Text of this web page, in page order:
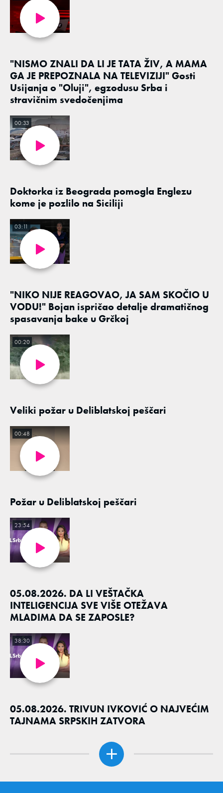
"NISMO ZNALI DA LI JE TATA ŽIV, A MAMA
GA JE PREPOZNALA NA TELEVIZIJI" Gosti
Usijanja o "Oluji", egzodusu Srba i
stravičnim svedočenjima
Doktorka iz Beograda pomogla Englezu
kome je pozlilo na Siciliji
00:33
"NIKO NIJE REAGOVAO, JA SAM SKOČIO U
VODU!" Bojan ispričao detalje dramatičnog
spasavanja bake u Grčkoj
03:11
Veliki požar u Deliblatskoj peščari
00:20
Požar u Deliblatskoj peščari
00:48
05.08.2026. DA LI VEŠTAČKA
INTELIGENCIJA SVE VIŠE OTEŽAVA
MLADIMA DA SE ZAPOSLE?
23:54
05.08.2026. TRIVUN IVKOVIĆ O NAJVEĆIM
TAJNAMA SRPSKIH ZATVORA
38:30